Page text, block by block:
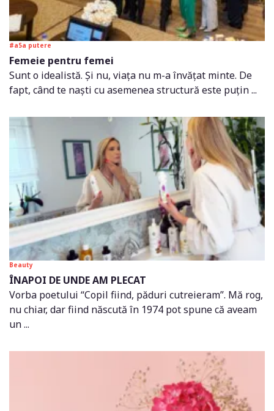
#a5a putere
Femeie pentru femei
Sunt o idealistă. Și nu, viața nu m-a învățat minte. De
fapt, când te naști cu asemenea structură este puțin ...
Beauty
ÎNAPOI DE UNDE AM PLECAT
Vorba poetului “Copil fiind, păduri cutreieram”. Mă rog,
nu chiar, dar fiind născută în 1974 pot spune că aveam
un ...